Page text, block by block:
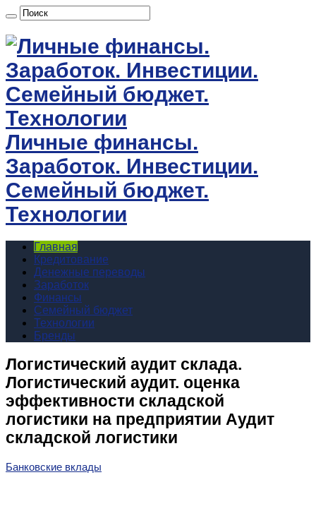
Личные финансы.
Заработок. Инвестиции.
Семейный бюджет.
Технологии
Главная
Кредитование
Денежные переводы
Заработок
Финансы
Семейный бюджет
Технологии
Бренды
Логистический аудит склада.
Логистический аудит. оценка
эффективности складской
логистики на предприятии Аудит
складской логистики
Банковские вклады